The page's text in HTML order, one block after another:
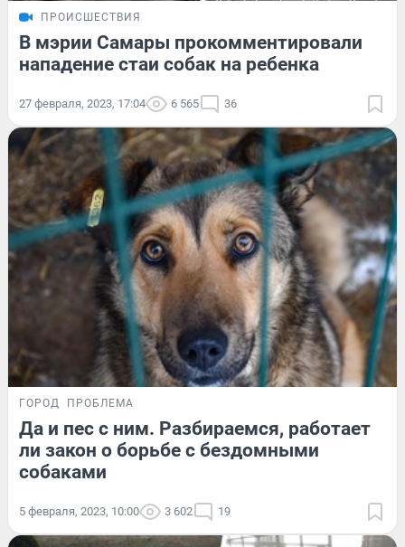
ПРОИСШЕСТВИЯ
В мэрии Самары прокомментировали
нападение стаи собак на ребенка
27 февраля, 2023, 17:04 6 565 36
ГОРОД ПРОБЛЕМА
Да и пес с ним. Разбираемся, работает
ли закон о борьбе с бездомными
собаками
5 февраля, 2023, 10:00 3 602 19